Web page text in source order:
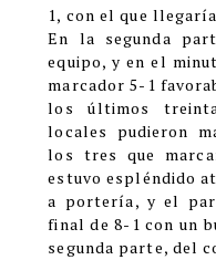
1, con el que
En la segunda
equipo, y en el
marcador 5-1
los últimos
locales pudieron
los tres que
estuvo espléndido
a portería, y el
final de 8-1 con un
segunda parte, del